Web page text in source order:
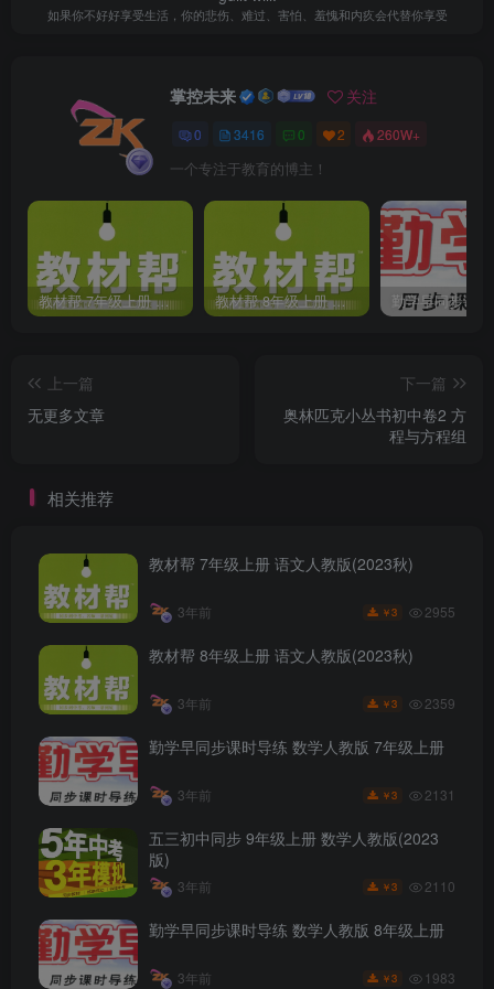
如果你不好好享受生活，你的悲伤、难过、害怕、羞愧和内疚会代替你享受
掌控未来 关注
0 3416 0 2 260W+
一个专注于教育的博主！
教材帮 7年级上册 语文人教版(2023秋) 教材帮 8年级上册 语文人教版(2023秋)
上一篇
无更多文章
下一篇
奥林匹克小丛书初中卷2 方
程与方程组
相关推荐
教材帮 7年级上册 语文人教版(2023秋)
3年前 ￥3 2955
教材帮 8年级上册 语文人教版(2023秋)
3年前 ￥3 2359
勤学早同步课时导练 数学人教版 7年级上册
3年前 ￥3 2131
五三初中同步 9年级上册 数学人教版(2023
版)
3年前 ￥3 2110
勤学早同步课时导练 数学人教版 8年级上册
3年前 ￥3 1983